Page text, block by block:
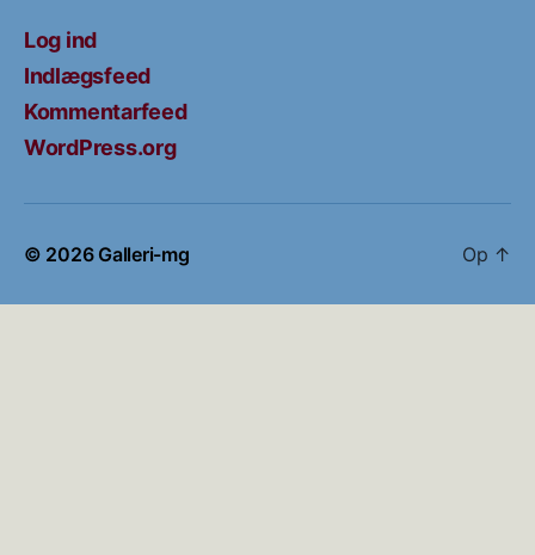
Log ind
Indlægsfeed
Kommentarfeed
WordPress.org
© 2026 Galleri-mg Op ↑